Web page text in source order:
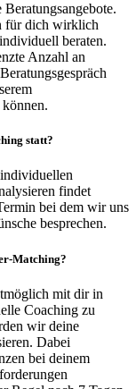
für dich wirklich
beraten.
Anzahl an
statt?
findet
bei dem wir uns
besprechen.
Matching?
mit dir in
Coaching zu
wir deine
Dabei
bei deinem